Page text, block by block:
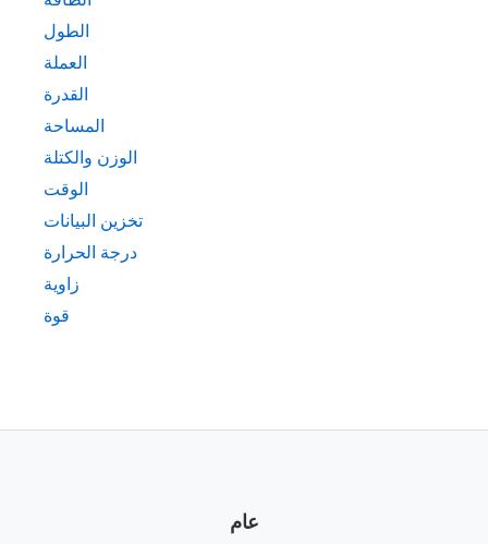
الطول
العملة
القدرة
المساحة
الوزن والكتلة
الوقت
تخزين البيانات
درجة الحرارة
زاوية
قوة
عام